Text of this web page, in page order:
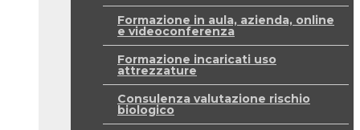
Formazione in aula, azienda, online
e videoconferenza
Formazione incaricati uso
attrezzature
Consulenza valutazione rischio
biologico